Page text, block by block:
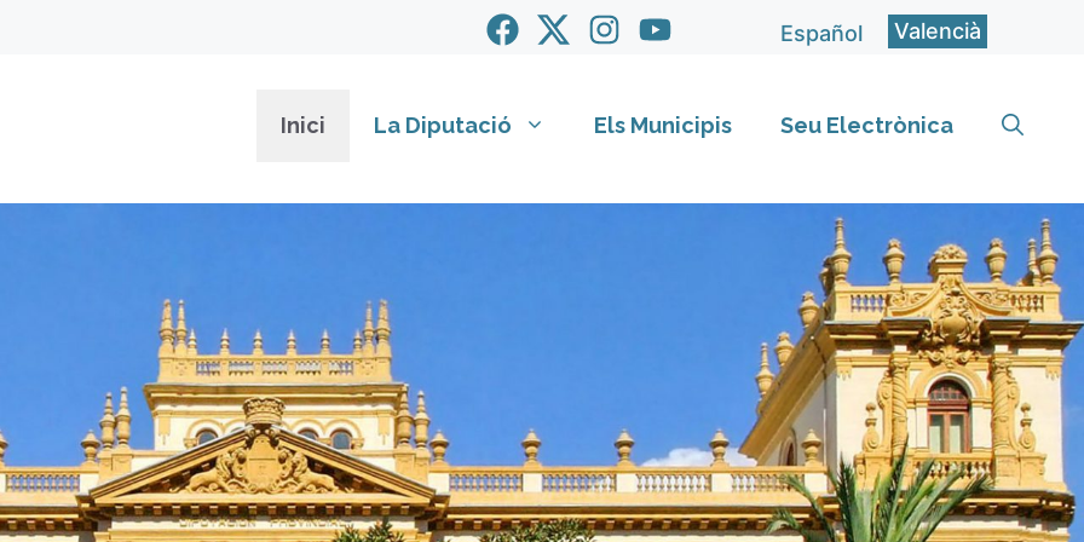
Español Valencià
Inici La Diputació Els Municipis Seu Electrònica